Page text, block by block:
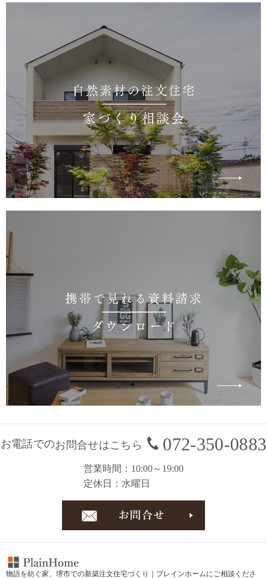
お電話でのお問合せはこちら 072-350-0883
営業時間
10:00～19:00
定休日
水曜日
物語を紡ぐ家、 堺市での新築注文住宅づくり｜プレインホームにご相談くださ